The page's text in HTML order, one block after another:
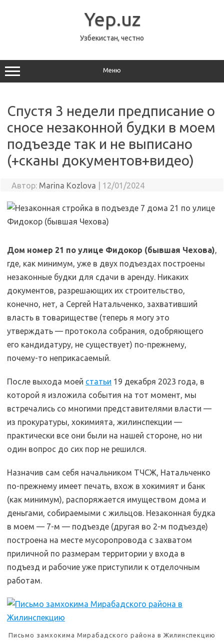
Yep.uz
Узбекистан, честно
Меню
Спустя 3 недели предписание о
сносе незаконной будки в моем
подъезде так и не выписано
(+сканы документов+видео)
Автор: Marina Kozlova 12/01/2024
Дом номер 21 по улице Фидокор (бывшая Чехова),
где, как минимум, уже в двух подъездах построены
незаконные будки для сдачи в аренду. Никаких
документов, разрешающих их строительство,
конечно, нет, а Сергей Натальченко, захвативший
власть в товариществе (теперь я могу это
утверждать — протокола собрания, одобряющего
его кандидатуру, не существует) по-прежнему,
почему-то неприкасаемый.
После выхода моей статьи 19 декабря 2023 года, в
которой я изложила события на тот момент, мы
встречались со многими представителями власти —
из прокуратуры, хокимията, жилинспекции —
практически все они были на нашей стороне, но ни
один вопрос до сих пор не решился.
Назначив сам себя начальником ТЧСЖ, Натальченко
по-прежнему имеет печать, вхож в хокимият и банк
(как минимум), распоряжается имуществом дома и
деньгами, собираемыми с жильцов. Незаконная будка
в моем — 7-м — подъезде (другая во 2-м подъезде)
построена на месте мусоропровода с захватом
приличной по размерам территории у входа в
подъезд и рабочие уже приступили к отделочным
работам.
Письмо замхокима Мирабадского района в Жилинспекцию